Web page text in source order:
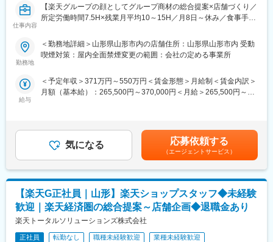
変更の範囲：会社の定める業務
※ご応募時、参加可能日時をお知らせください。
・新規契約・機種変更の受付および提案
・料金プラン、楽天ポイント活用、楽天カード、各種サービスの
・スマホの初期設定・データ移行サポート
・問い合わせ対応
・店舗会議・研修への参加
・キャンペーン企画など、集客に向けた取り組み
■キャリアパス：
スタッフ（R CREW）から店長を経てRSV（スーパーバイザー）
へステップアップが可能です。RSV経験後はマネジメントや本部
への異動の道もあり、長期的にキャリア形成ができます。まずは
入社後1年で店長昇格を目指していただきます。
仕事内容
【楽天グループの顔としてグループ商材の総合提案×店舗づくり／
所定労働時間7.5H×残業月平均10～15H／月8日～休み／食事手当
楽天モバイルショップに来店されるお客様へ、スマートフォン・
料金プラン・楽天カード・楽天市場・楽天ポイントなど、楽天経
活をより豊かにするトータルサポートを行うポジションです。
・未経験の方も歓迎！充実した研修制度あり
【選考会の概要】
・形式： Web開催（事前に企業セミナー動画をご視聴いただきま
す）
・内容： 面接（25分×2回 現場面接/HR面接）
8/6 (木) 17:00～20:00
8/13 (木) 17:00～20:00
勤務地
＜勤務地詳細＞山形県山形市内の店舗住所：山形県山形市内 受動
喫煙対策：屋内全面禁煙変更の範囲：会社の定める事業所
給与
＜予定年収＞371万円～550万円＜賃金形態＞月給制＜賃金内訳＞
月額（基本給）：265,500円～370,000円＜月給＞265,500円～
ます。月給(月額)は固定手当を含めた表記です。
気になる 応募依頼する
（エージェントサービス）
【楽天G正社員｜山形】楽天ショップスタッフ◆未経験
歓迎｜楽天経済圏の総合提案～店舗企画◆退職金あり
楽天トータルソリューションズ株式会社
正社員 転勤なし 職種未経験歓迎 業種未経験歓迎